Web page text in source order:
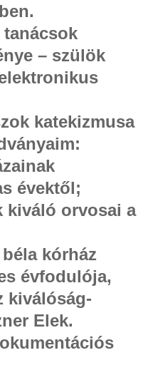
– szülök
katekizmusa
évektől;
kiváló orvosai a
kórház
évfodulója,
kiválóság-
Elek.